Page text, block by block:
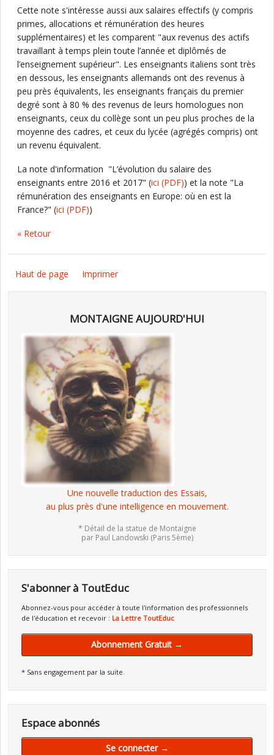
Cette note s'intéresse aussi aux salaires effectifs (y compris
primes, allocations et rémunération des heures
supplémentaires) et les comparent "aux revenus des actifs
travaillant à temps plein toute l’année et diplômés de
l’enseignement supérieur". Les enseignants italiens sont très
en dessous, les enseignants allemands ont des revenus à
peu près équivalents, les enseignants français du premier
degré sont à 80 % des revenus de leurs homologues non
enseignants, ceux du collège sont un peu plus proches de la
moyenne des cadres, et ceux du lycée (agrégés compris) ont
un revenu équivalent.
La note d'information "L’évolution du salaire des
enseignants entre 2016 et 2017" (ici (PDF)) et la note "La
rémunération des enseignants en Europe: où en est la
France?" (ici (PDF))
« Retour
Haut de page Imprimer
MONTAIGNE AUJOURD'HUI
Une nouvelle traduction des Essais,
au plus près d'une intelligence en mouvement.
* Détail de la statue de Montaigne
par Paul Landowski (Paris 5ème)
S'abonner à ToutEduc
Abonnez-vous pour accéder à toute l'information des professionnels
de l'éducation et recevoir : La Lettre ToutEduc
Abonnement Gratuit →
* Sans engagement par la suite.
Espace abonnés
Se connecter →